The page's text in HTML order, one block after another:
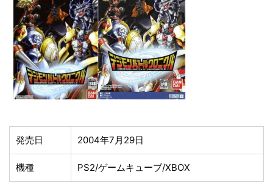
発売日 2004年7月29日
機種 PS2/ゲームキューブ/XBOX